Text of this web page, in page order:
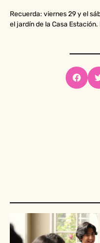
Recuerda: viernes 29 y el
el jardín de la Casa